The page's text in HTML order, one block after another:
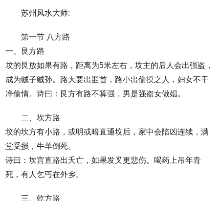
苏州风水大师:
第一节 八方路
一、艮方路
坟的艮放如果有路，距离为5米左右，坟主的后人会出强盗，
成为贼子贼孙。路大要出匪首，路小出偷摸之人，妇女不干
净偷情。诗曰：艮方有路不算强，男是强盗女做娼。
二、坎方路
坟的坎方有小路，或明或暗直通坟后，家中会陷凶连续，满
堂受损，牛羊倒死。
诗曰：坎宫直路出夭亡，如果发叉更悲伤。喝药上吊年青
死，有人乞丐在外乡。
三、乾方路